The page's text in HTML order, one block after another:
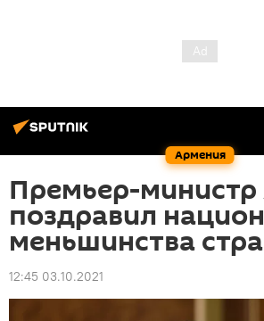
Армения
Премьер-
поздравил
меньшинства
12:45 03.10.2021